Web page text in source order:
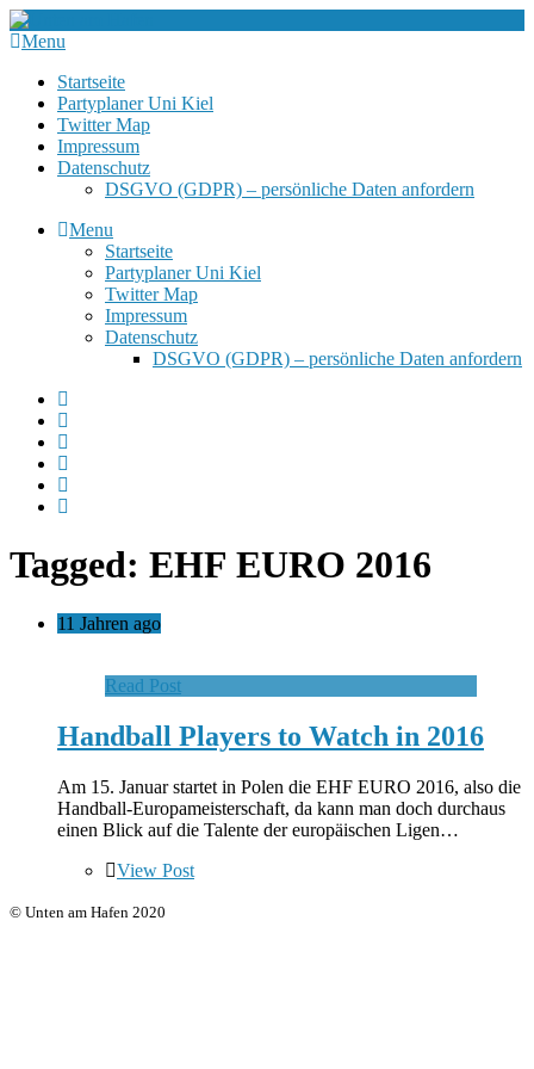
Menu
Startseite
Partyplaner Uni Kiel
Twitter Map
Impressum
Datenschutz
DSGVO (GDPR) – persönliche Daten anfordern
Menu
Startseite
Partyplaner Uni Kiel
Twitter Map
Impressum
Datenschutz
DSGVO (GDPR) – persönliche Daten anfordern
Tagged: EHF EURO 2016
11 Jahren ago
Read Post
Handball Players to Watch in 2016
Am 15. Januar startet in Polen die EHF EURO 2016, also die
Handball-Europameisterschaft, da kann man doch durchaus
einen Blick auf die Talente der europäischen Ligen…
View Post
© Unten am Hafen 2020